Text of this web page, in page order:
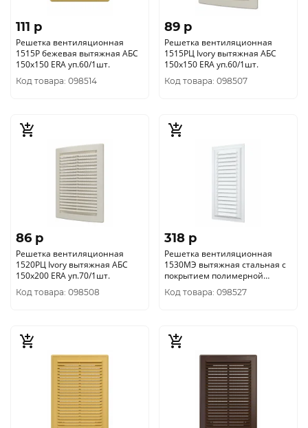
111 p
Решетка вентиляционная
1515Р бежевая вытяжная АБС
150х150 ERA уп.60/1шт.
Код товара: 098514
89 p
Решетка вентиляционная
1515РЦ Ivory вытяжная АБС
150х150 ERA уп.60/1шт.
Код товара: 098507
86 p
Решетка вентиляционная
1520РЦ Ivory вытяжная АБС
150х200 ERA уп.70/1шт.
Код товара: 098508
318 p
Решетка вентиляционная
1530МЭ вытяжная стальная с
покрытием полимерной
эмалью 150х300 ERA уп.50/1шт.
Код товара: 098527